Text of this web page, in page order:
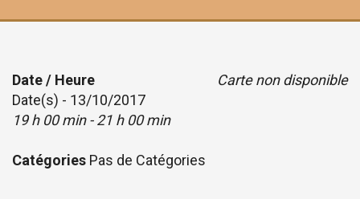
Carte non disponible
Date / Heure
Date(s) - 13/10/2017
19 h 00 min - 21 h 00 min
Catégories Pas de Catégories